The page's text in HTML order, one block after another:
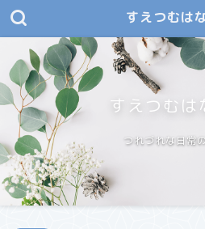
すえつむは
すえつむは
つれづれな日常